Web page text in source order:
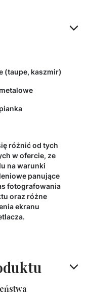
(taupe, kaszmir)
różnić od tych
w ofercie, ze
na warunki
panujące
fotografowania
oraz różne
ekranu